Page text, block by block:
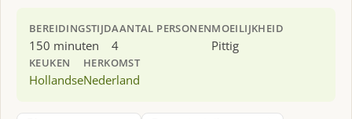
BEREIDINGSTIJD
150 minuten
AANTAL PERSONEN
4
MOEILIJKHEID
Pittig
KEUKEN
Hollandse
HERKOMST
Nederland